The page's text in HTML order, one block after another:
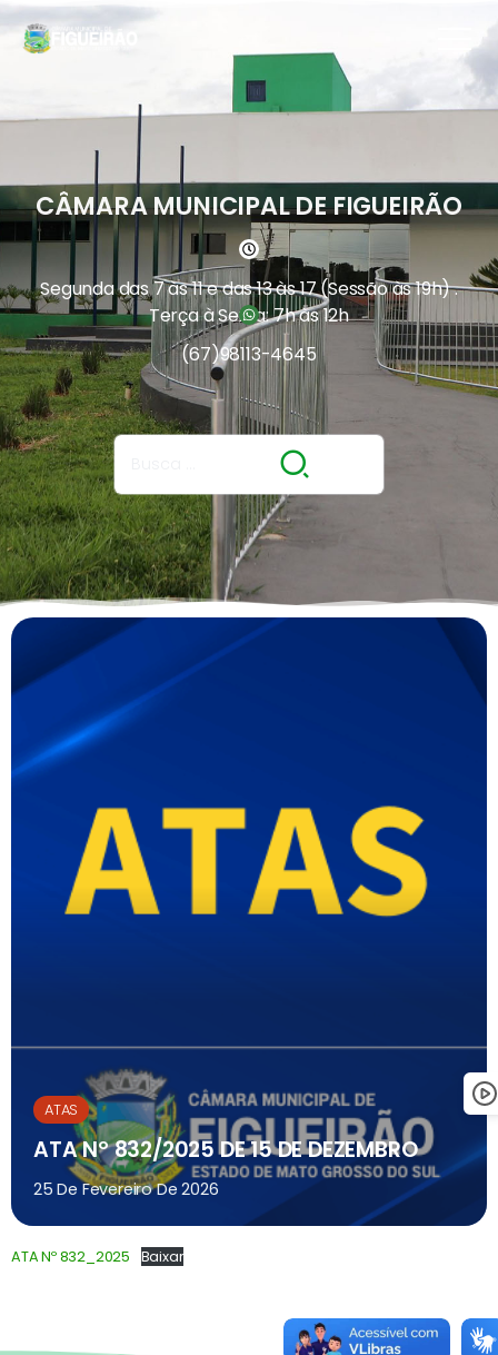
CÂMARA MUNICIPAL DE FIGUEIRÃO
Segunda das 7 às 11 e das 13 às 17 (Sessão às 19h) .
Terça à Sexta: 7h às 12h
(67)98113-4645
ATAS
ATA Nº 832/2025 DE 15 DE DEZEMBRO
25 De Fevereiro De 2026
ATA Nº 832_2025 Baixar